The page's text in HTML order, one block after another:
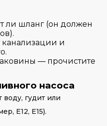
ли шланг (он должен
и
— прочистите
насоса
гудит или
E12, E15).